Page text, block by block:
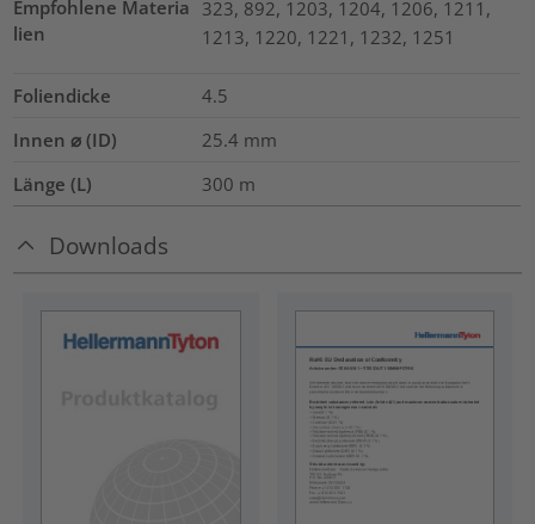
Empfohlene Materia
lien
323, 892, 1203, 1204, 1206, 1211,
1213, 1220, 1221, 1232, 1251
Foliendicke
4.5
Innen ⌀ (ID)
25.4 mm
Länge (L)
300 m
Downloads